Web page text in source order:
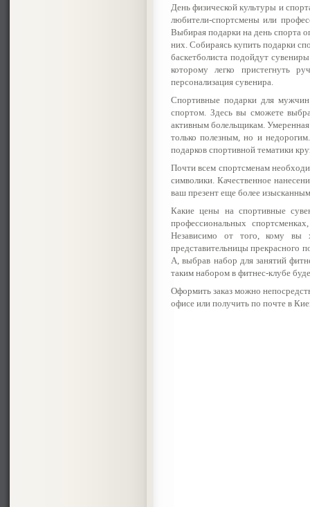
День физической культуры и
любители-спортсмены или
Выбирая подарки на день спорта
них. Собираясь купить подарки
баскетболиста подойдут
которому легко пристегнуть
персонализация сувенира.
Спортивные подарки для
спортом. Здесь вы сможете
активным болельщикам.
только полезным, но и
подарков спортивной тематики
Почти всем спортсменам
символики. Качественное
ваш презент еще более
Какие цены на спортивные
профессиональных
Независимо от того, кому вы
представительницы прекрасного
А, выбрав набор для занятий
таким набором в фитнес-клубе
Оформить заказ можно
офисе или получить по почте в